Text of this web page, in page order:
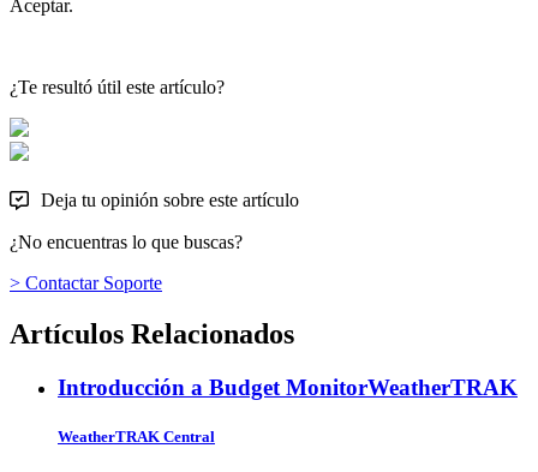
Aceptar.
¿Te resultó útil este artículo?
Deja tu opinión sobre este artículo
¿No encuentras lo que buscas?
> Contactar Soporte
Artículos Relacionados
Introducción a Budget MonitorWeatherTRAK
WeatherTRAK Central